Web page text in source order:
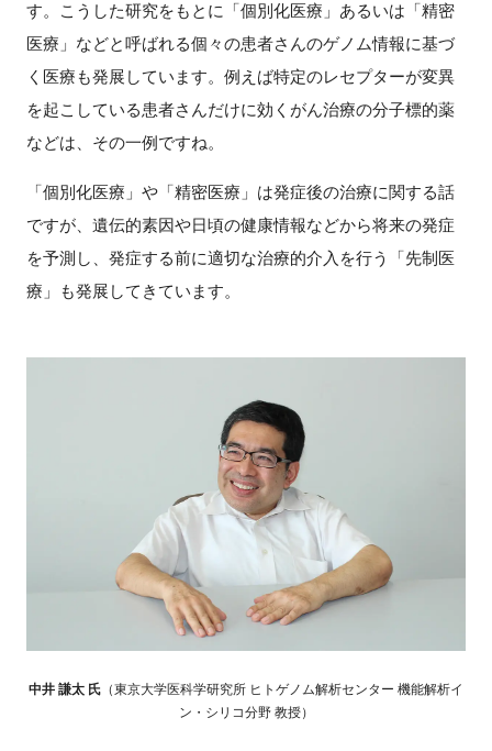
す。こうした研究をもとに「個別化医療」あるいは「精密
医療」などと呼ばれる個々の患者さんのゲノム情報に基づ
く医療も発展しています。例えば特定のレセプターが変異
を起こしている患者さんだけに効くがん治療の分子標的薬
などは、その一例ですね。
「個別化医療」や「精密医療」は発症後の治療に関する話
ですが、遺伝的素因や日頃の健康情報などから将来の発症
を予測し、発症する前に適切な治療的介入を行う「先制医
療」も発展してきています。
中井 謙太 氏 （東京大学医科学研究所 ヒトゲノム解析センター 機能解析イ
ン・シリコ分野 教授）